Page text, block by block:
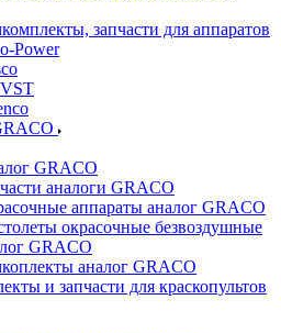
запчасти для аппаратов
Power
GRACO
аналоги GRACO
аппараты аналог GRACO
окрасочные безвоздушные
GRACO
аналог GRACO
и запчасти для краскопультов